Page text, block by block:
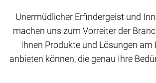
Unermüdlicher Erfindergeist und
machen uns zum Vorreiter der
Ihnen Produkte und Lösungen am
anbieten können, die genau Ihre